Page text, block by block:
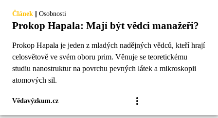
Článek | Osobnosti
Prokop Hapala: Mají být vědci manažeři?
Prokop Hapala je jeden z mladých nadějných vědců, kteří hrají
celosvětově ve svém oboru prim. Věnuje se teoretickému
studiu nanostruktur na povrchu pevných látek a mikroskopii
atomových sil.
Vědavýzkum.cz